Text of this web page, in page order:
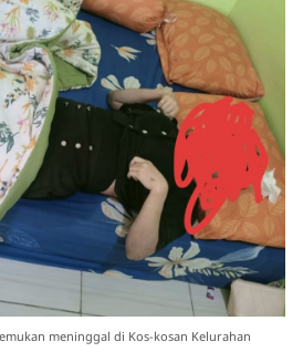
meninggal di Kos-kosan Kelurahan